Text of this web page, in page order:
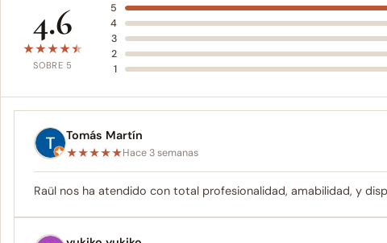
4.6
★★★★★
SOBRE 5
5
4
3
2
1
Tomás Martín
★★★★★Hace 3 semanas
Raül nos ha atendido con total profesionalidad, amabilidad, y